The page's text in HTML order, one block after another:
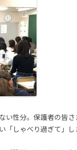
い性分。保護者の皆
しゃべり過ぎて」し